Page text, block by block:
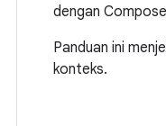
dengan
Panduan ini
konteks.